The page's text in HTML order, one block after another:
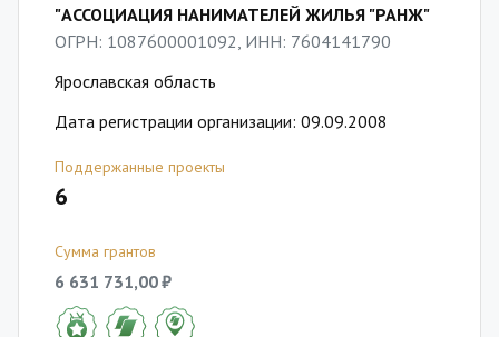
"АССОЦИАЦИЯ НАНИМАТЕЛЕЙ ЖИЛЬЯ "РАНЖ"
ОГРН: 1087600001092, ИНН: 7604141790
Ярославская область
Дата регистрации организации: 09.09.2008
Поддержанные проекты
6
Сумма грантов
6 631 731,00 ₽